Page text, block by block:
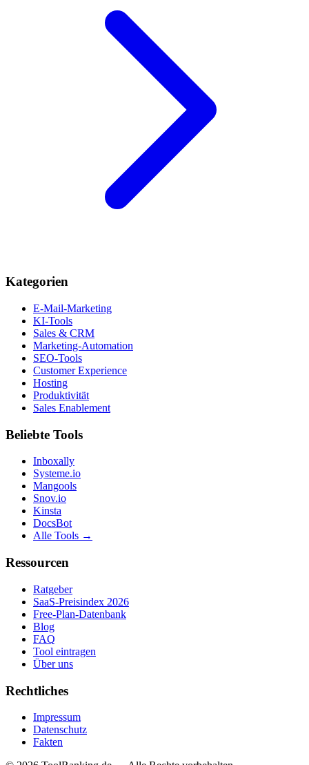
Kategorien
E-Mail-Marketing
KI-Tools
Sales & CRM
Marketing-Automation
SEO-Tools
Customer Experience
Hosting
Produktivität
Sales Enablement
Beliebte Tools
Inboxally
Systeme.io
Mangools
Snov.io
Kinsta
DocsBot
Alle Tools →
Ressourcen
Ratgeber
SaaS-Preisindex 2026
Free-Plan-Datenbank
Blog
FAQ
Tool eintragen
Über uns
Rechtliches
Impressum
Datenschutz
Fakten